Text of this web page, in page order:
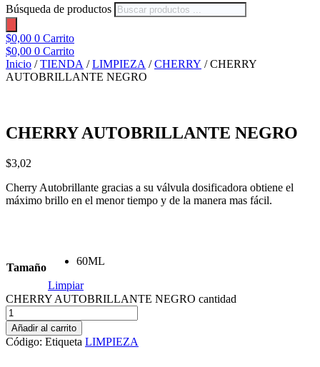
Búsqueda de productos
$0,00 0 Carrito
$0,00 0 Carrito
Inicio /TIENDA /LIMPIEZA /CHERRY / CHERRY
AUTOBRILLANTE NEGRO
CHERRY AUTOBRILLANTE NEGRO
$3,02
Cherry Autobrillante gracias a su válvula dosificadora obtiene el
máximo brillo en el menor tiempo y de la manera mas fácil.
Tamaño
60ML
Limpiar
CHERRY AUTOBRILLANTE NEGRO cantidad
Añadir al carrito
Código: Etiqueta LIMPIEZA